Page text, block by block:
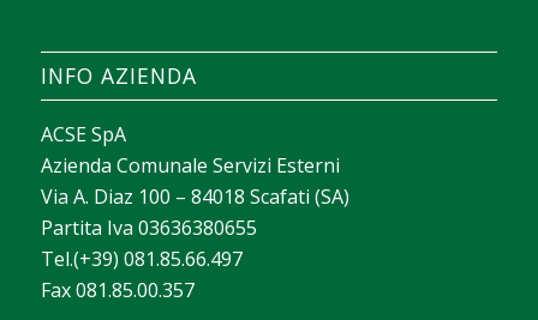
INFO AZIENDA
ACSE SpA
Azienda Comunale Servizi Esterni
Via A. Diaz 100 – 84018 Scafati (SA)
Partita Iva 03636380655
Tel.(+39) 081.85.66.497
Fax 081.85.00.357